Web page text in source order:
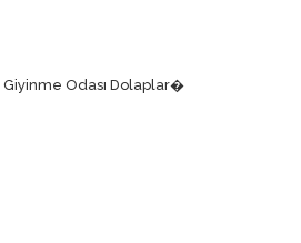
Odası Dolaplar�